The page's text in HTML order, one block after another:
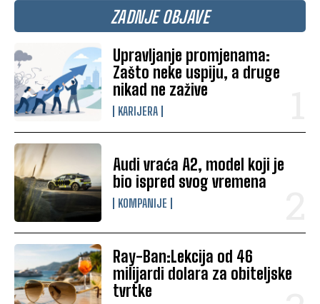
ZADNJE OBJAVE
Upravljanje promjenama:
Zašto neke uspiju, a druge
nikad ne zažive
KARIJERA
Audi vraća A2, model koji je
bio ispred svog vremena
KOMPANIJE
Ray-Ban:Lekcija od 46
milijardi dolara za obiteljske
tvrtke